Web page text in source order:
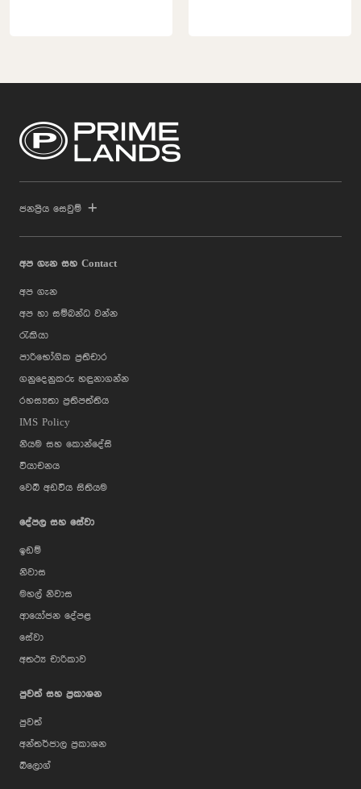
ජනප්‍රිය සෙවුම්
අප ගැන සහ Contact
අප ගැන
අප හා සම්බන්ධ වන්න
රැකියා
පාරිභෝගික ප්‍රතිචාර
ගනුදෙනුකරු හඳුනාගන්න
රහස්‍යතා ප්‍රතිපත්තිය
IMS Policy
නියම සහ කොන්දේසි
වියාචනය
වෙබ් අඩවිය සිතියම
දේපල සහ සේවා
ඉඩම්
නිවාස
මහල් නිවාස
ආයෝජන දේපළ
සේවා
අතථ්‍ය චාරිකාව
පුවත් සහ ප්‍රකාශන
පුවත්
අන්තර්ජාල ප්‍රකාශන
බ්ලොග්